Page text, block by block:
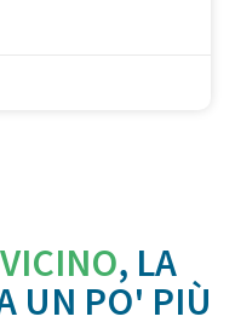
, LA
UN PO' PIÙ